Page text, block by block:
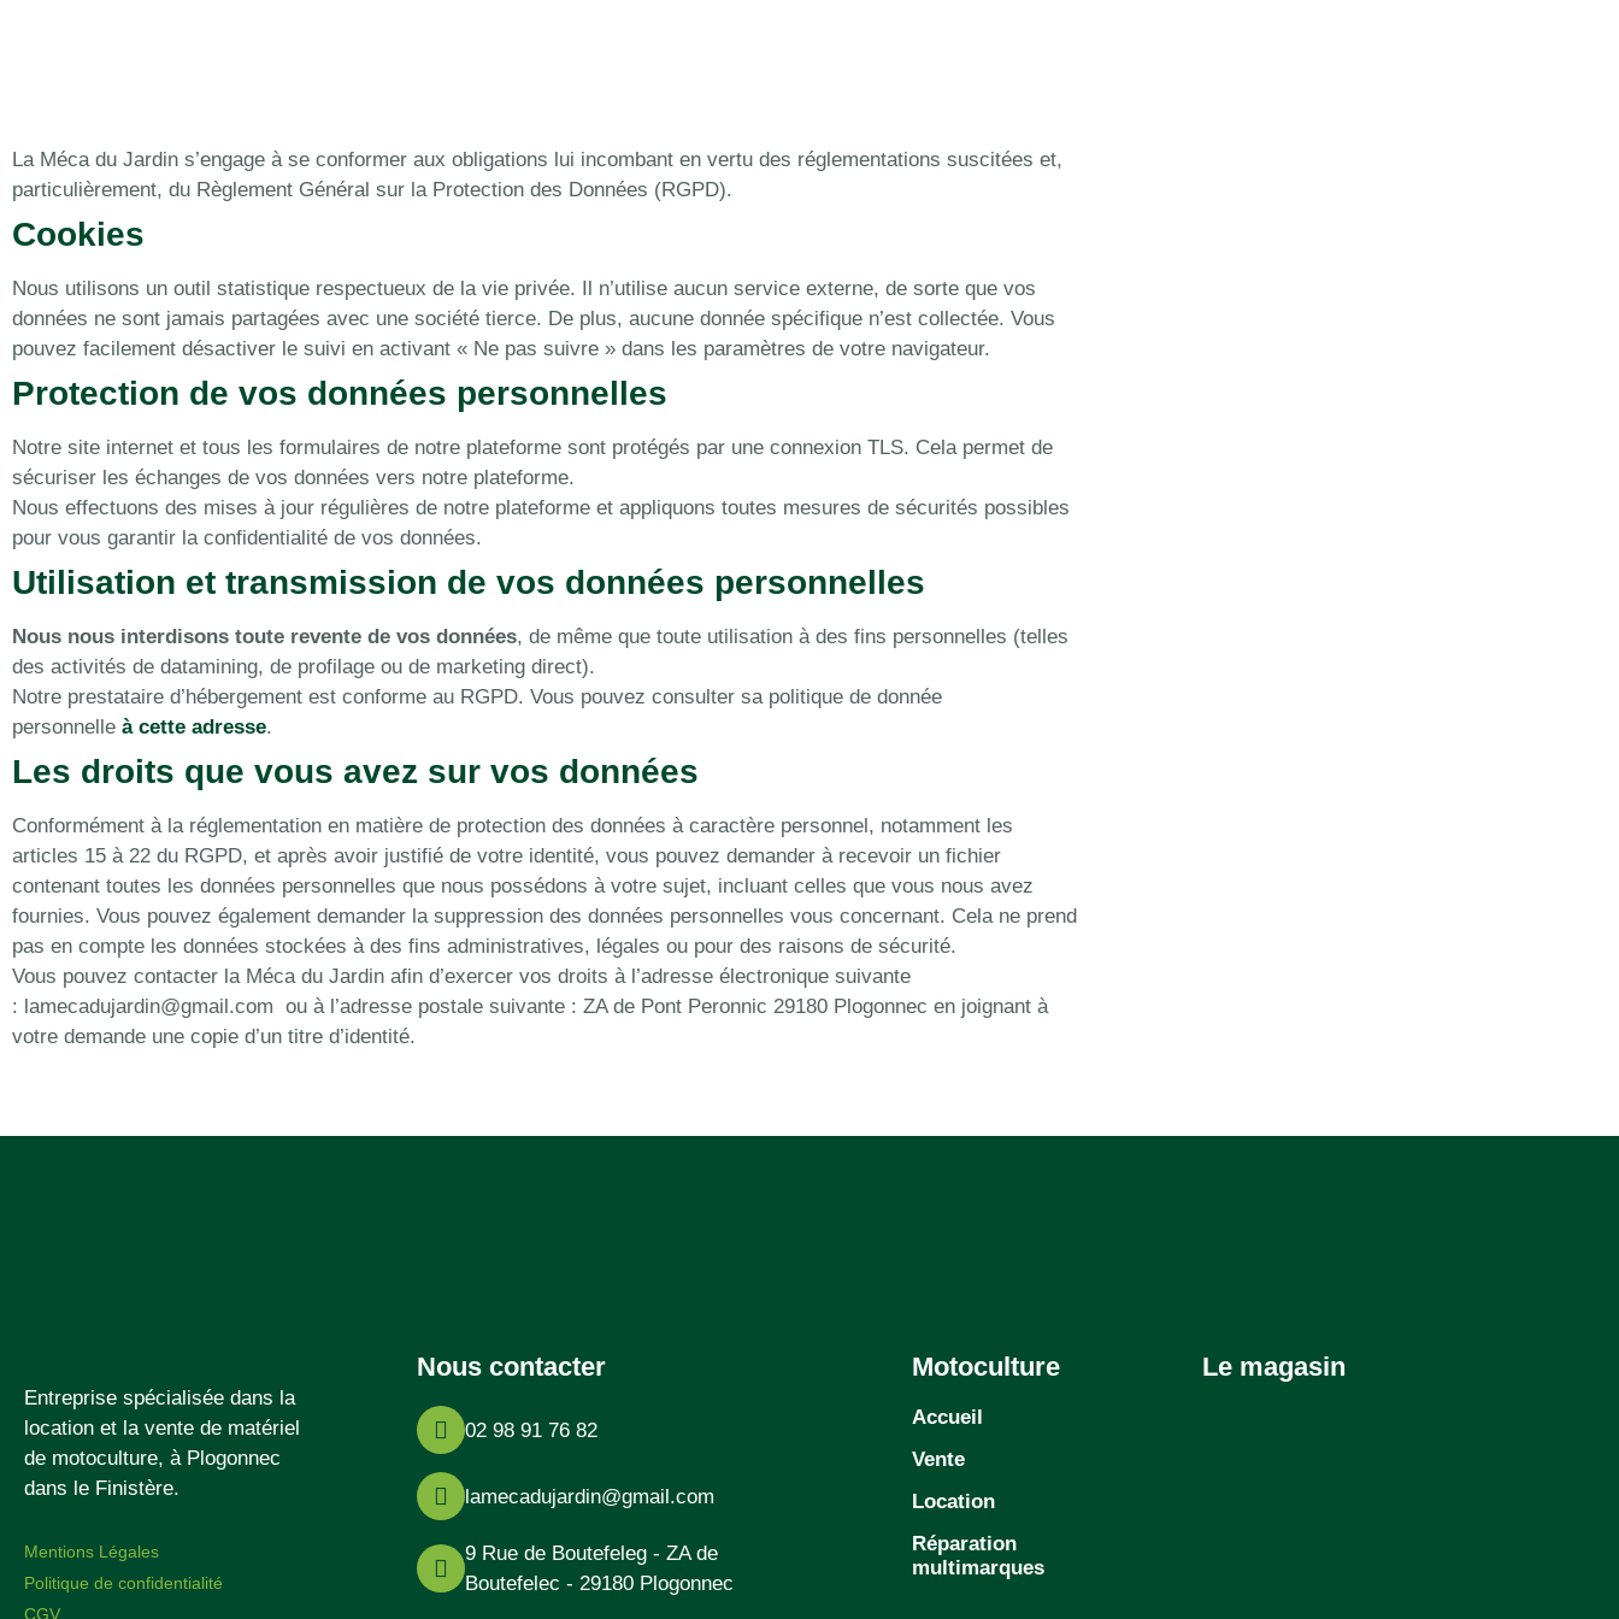
La Méca du Jardin s’engage à se conformer aux obligations lui incombant en vertu des réglementations suscitées et,
particulièrement, du Règlement Général sur la Protection des Données (RGPD).
Cookies
Nous utilisons un outil statistique respectueux de la vie privée. Il n’utilise aucun service externe, de sorte que vos
données ne sont jamais partagées avec une société tierce. De plus, aucune donnée spécifique n’est collectée. Vous
pouvez facilement désactiver le suivi en activant « Ne pas suivre » dans les paramètres de votre navigateur.
Protection de vos données personnelles
Notre site internet et tous les formulaires de notre plateforme sont protégés par une connexion TLS. Cela permet de
sécuriser les échanges de vos données vers notre plateforme.
Nous effectuons des mises à jour régulières de notre plateforme et appliquons toutes mesures de sécurités possibles
pour vous garantir la confidentialité de vos données.
Utilisation et transmission de vos données personnelles
Nous nous interdisons toute revente de vos données, de même que toute utilisation à des fins personnelles (telles
des activités de datamining, de profilage ou de marketing direct).
Notre prestataire d’hébergement est conforme au RGPD. Vous pouvez consulter sa politique de donnée
personnelle à cette adresse.
Les droits que vous avez sur vos données
Conformément à la réglementation en matière de protection des données à caractère personnel, notamment les
articles 15 à 22 du RGPD, et après avoir justifié de votre identité, vous pouvez demander à recevoir un fichier
contenant toutes les données personnelles que nous possédons à votre sujet, incluant celles que vous nous avez
fournies. Vous pouvez également demander la suppression des données personnelles vous concernant. Cela ne prend
pas en compte les données stockées à des fins administratives, légales ou pour des raisons de sécurité.
Vous pouvez contacter la Méca du Jardin afin d’exercer vos droits à l’adresse électronique suivante
: lamecadujardin@gmail.com ou à l’adresse postale suivante : ZA de Pont Peronnic 29180 Plogonnec en joignant à
votre demande une copie d’un titre d’identité.
Entreprise spécialisée dans la
location et la vente de matériel
de motoculture, à Plogonnec
dans le Finistère.
Mentions Légales
Politique de confidentialité
CGV
Nous contacter
02 98 91 76 82
lamecadujardin@gmail.com
9 Rue de Boutefeleg - ZA de
Boutefelec - 29180 Plogonnec
Motoculture
Accueil
Vente
Location
Réparation
multimarques
Le magasin